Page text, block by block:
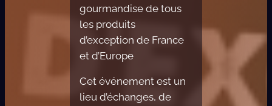
gourmandise de tous
les produits
d’exception de France
et d’Europe
Cet événement est un
lieu d’échanges, de